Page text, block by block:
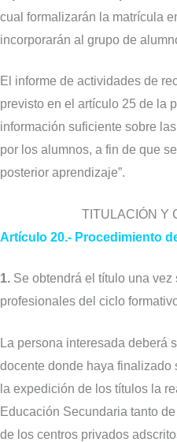
cual formalizarán la matrícula
incorporarán al grupo de
El informe de actividades de
previsto en el artículo 25 de la
información suficiente sobre
por los alumnos, a fin de que
posterior aprendizaje”.
TITULACIÓN Y
Artículo 20.- Procedimiento
1. Se obtendrá el título una
profesionales del ciclo
La persona interesada deberá
docente donde haya finalizado
la expedición de los títulos la
Educación Secundaria tanto
de los centros privados